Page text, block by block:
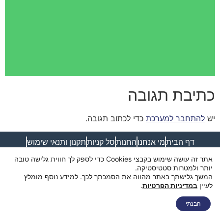
כתיבת תגובה
יש להתחבר למערכת כדי לכתוב תגובה.
דף הביתמי אנחנו החנותסל קניותתקנון ותנאי שימוש
אתר זה עושה שימוש בקבצי Cookies כדי לספק לך חווית גלישה טובה
יותר ולמטרות סטטיסטיקה.
המשך גלישתך באתר מהווה את הסמכתך לכך. למידע נוסף מומלץ
לעיין במדיניות הפרטיות.
הבנתי